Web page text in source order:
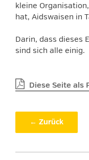
kleine
hat, Aidswaisen in
Darin, dass dieses
sind sich alle einig.
Diese Seite als
← Zurück